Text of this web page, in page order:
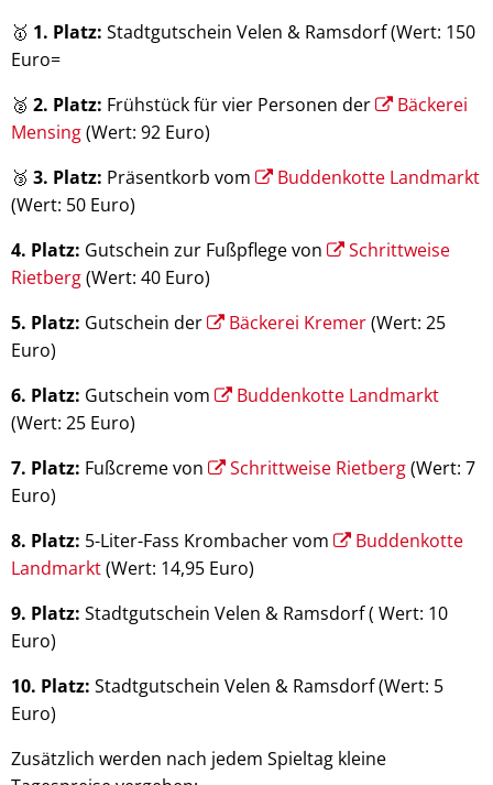
🥇 1. Platz: Stadtgutschein Velen & Ramsdorf (Wert: 150
Euro=
🥈 2. Platz: Frühstück für vier Personen der
Bäckerei
Mensing(Wert: 92 Euro)
🥉 3. Platz: Präsentkorb vom
Buddenkotte Landmarkt
(Wert: 50 Euro)
4. Platz: Gutschein zur Fußpflege von
Schrittweise
Rietberg(Wert: 40 Euro)
5. Platz: Gutschein der Bäckerei Kremer(Wert: 25
Euro)
6. Platz: Gutschein vom
Buddenkotte Landmarkt
(Wert: 25 Euro)
7. Platz: Fußcreme von Schrittweise Rietberg(Wert: 7
Euro)
8. Platz: 5-Liter-Fass Krombacher vom
Buddenkotte
Landmarkt(Wert: 14,95 Euro)
9. Platz: Stadtgutschein Velen & Ramsdorf ( Wert: 10
Euro)
10. Platz: Stadtgutschein Velen & Ramsdorf (Wert: 5
Euro)
Zusätzlich werden nach jedem Spieltag kleine